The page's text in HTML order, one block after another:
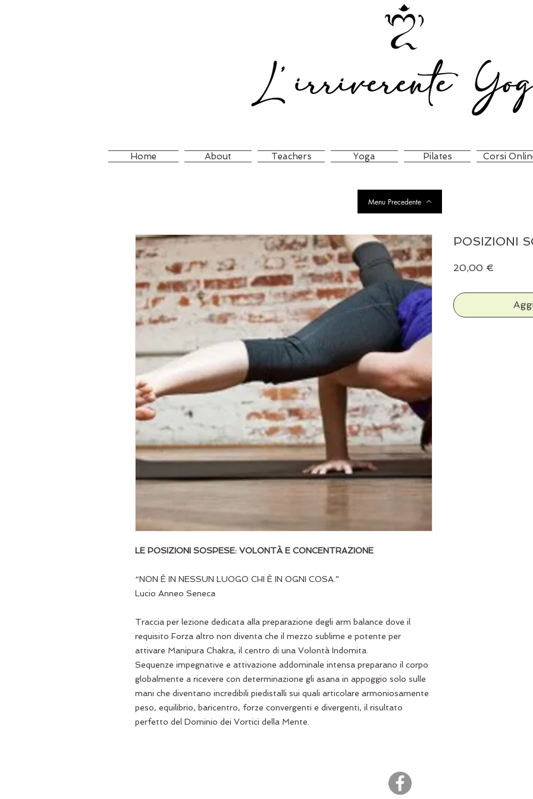
Home About Teachers Yoga Pilates Corsi
Menu Precedente
LE POSIZIONI SOSPESE: VOLONTÀ E CONCENTRAZIONE
“NON È IN NESSUN LUOGO CHI È IN OGNI COSA.”
Lucio Anneo Seneca
Traccia per lezione dedicata alla preparazione degli arm balance dove il
requisito Forza altro non diventa che il mezzo sublime e potente per
attivare Manipura Chakra, il centro di una Volontà Indomita.
Sequenze impegnative e attivazione addominale intensa preparano il corpo
globalmente a ricevere con determinazione gli asana in appoggio solo sulle
mani che diventano incredibili piedistalli sui quali articolare armoniosamente
peso, equilibrio, baricentro, forze convergenti e divergenti, il risultato
perfetto del Dominio dei Vortici della Mente.
POSIZIONI
20,00 €